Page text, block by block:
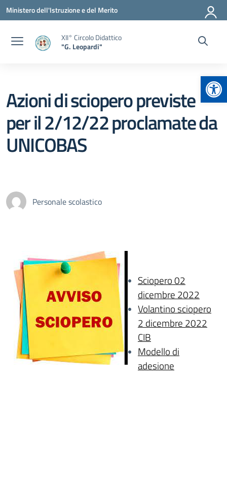
Vai ai contenuti
Vai al menu di navigazione
Vai al footer
Ministero dell'Istruzione e del Merito
XII° Circolo Didattico
"G. Leopardi"
Azioni di sciopero previste
per il 2/12/22 proclamate da
UNICOBAS
Personale scolastico
Sciopero 02
dicembre 2022
Volantino sciopero
2 dicembre 2022
CIB
Modello di
adesione